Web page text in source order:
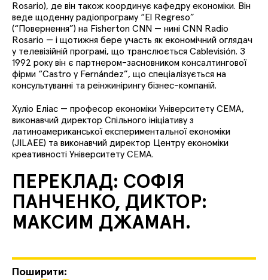
Rosario), де він також координує кафедру економіки. Він
веде щоденну радіопрограму “El Regreso”
(“Повернення”) на Fisherton CNN — нині CNN Radio
Rosario — і щотижня бере участь як економічний оглядач
у телевізійній програмі, що транслюється Cablevisión. З
1992 року він є партнером-засновником консалтингової
фірми “Castro y Fernández”, що спеціалізується на
консультуванні та реінжинірингу бізнес-компаній.
Хуліо Еліас — професор економіки Університету CEMA,
виконавчий директор Спільного ініціативу з
латиноамериканської експериментальної економіки
(JILAEE) та виконавчий директор Центру економіки
креативності Університету CEMA.
ПЕРЕКЛАД: СОФІЯ
ПАНЧЕНКО, ДИКТОР:
МАКСИМ ДЖАМАН.
Поширити: